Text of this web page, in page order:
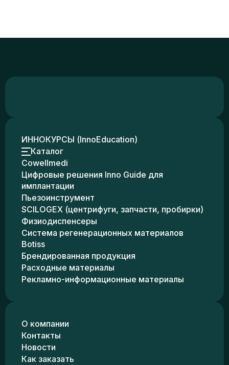
ИННОКУРСЫ (InnoEducation)
Каталог
Cowellmedi
Цифровые решения Inno Guide для
имплантации
Пьезоинструмент
SCILOGEX (центрифуги, запчасти, пробирки)
Физиодиспенсеры
Система регенерационных материалов
Botiss
Брендированная продукция
Расходные материалы
Рекламно-информационные материалы
О компании
Контакты
Новости
Как заказать